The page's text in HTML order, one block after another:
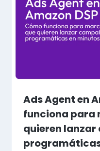
Ads Agent en
funciona para
quieren